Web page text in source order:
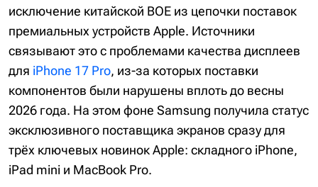
исключение китайской BOE из цепочки поставок
премиальных устройств Apple. Источники
связывают это с проблемами качества дисплеев
для iPhone 17 Pro, из-за которых поставки
компонентов были нарушены вплоть до весны
2026 года. На этом фоне Samsung получила статус
эксклюзивного поставщика экранов сразу для
трёх ключевых новинок Apple: складного iPhone,
iPad mini и MacBook Pro.